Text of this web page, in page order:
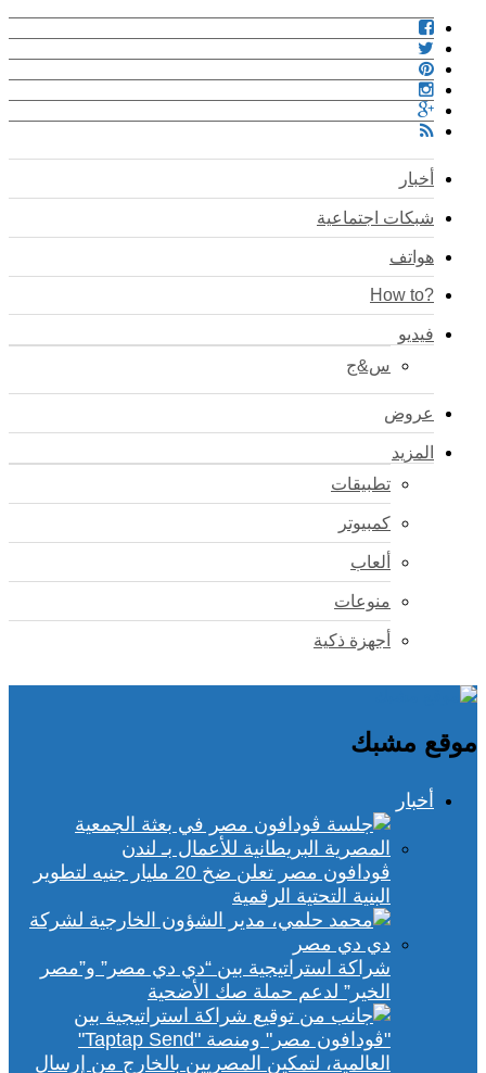
أخبار
شبكات اجتماعية
هواتف
?How to
فيديو
س&ج
عروض
المزيد
تطبيقات
كمبيوتر
ألعاب
منوعات
أجهزة ذكية
موقع مشبك
أخبار
ڤودافون مصر تعلن ضخ 20 مليار جنيه لتطوير
البنية التحتية الرقمية
شراكة استراتيجية بين “دي دي مصر” و”مصر
الخير” لدعم حملة صك الأضحية